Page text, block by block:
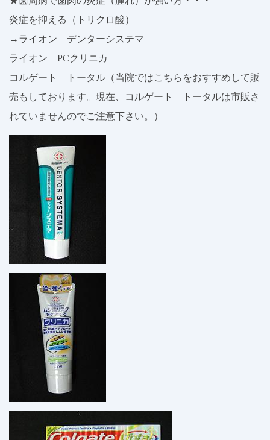
炎症を抑える（トリクロ酸）
→ライオン デンターシステマ
ライオン PCクリニカ
コルゲート トータル（当院ではこちらをおすすめして販
売もしております。現在、コルゲート トータルは市販さ
れていませんのでご注意下さい。）